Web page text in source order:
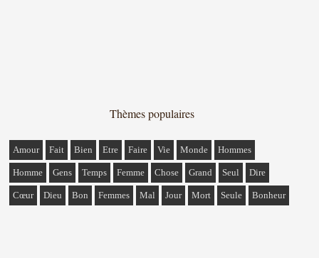
Thèmes populaires
Amour Fait Bien Etre Faire Vie Monde Hommes
Homme Gens Temps Femme Chose Grand Seul Dire
Cœur Dieu Bon Femmes Mal Jour Mort Seule Bonheur